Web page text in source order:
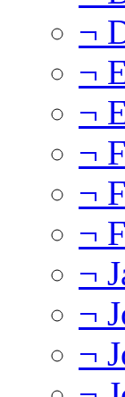
¬
¬
¬
¬
¬
¬
¬
¬
¬